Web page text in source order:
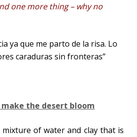
one more thing – why no
ya que me parto de la risa. Lo
caraduras sin fronteras”
the desert bloom
mixture of water and clay that is